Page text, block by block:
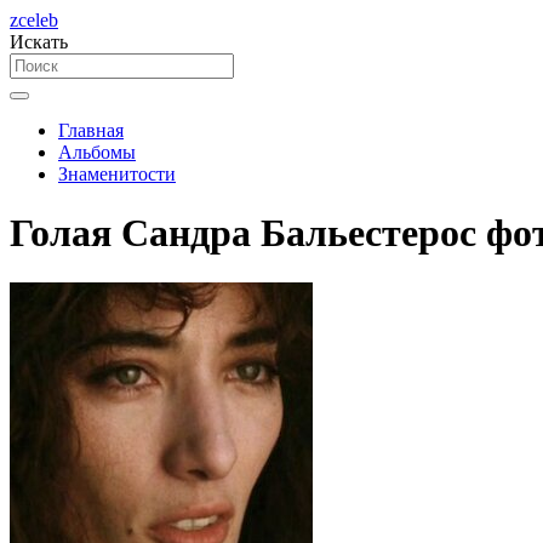
zceleb
Искать
Главная
Альбомы
Знаменитости
Голая Сандра Бальестерос